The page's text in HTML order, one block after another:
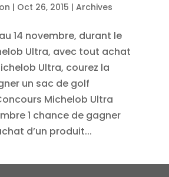
| Oct 26, 2015 | Archives
14 novembre, durant le
Ultra, avec tout achat
Ultra, courez la
un sac de golf
Michelob Ultra
1 chance de gagner
d’un produit...